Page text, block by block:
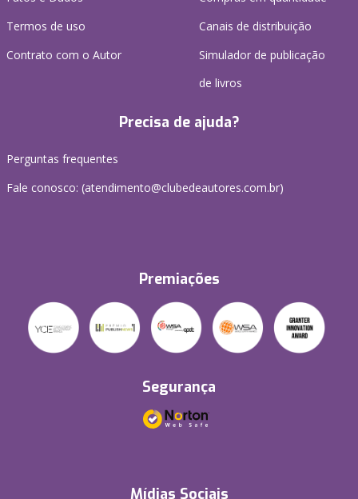
Termos de uso
Contrato com o Autor
Canais de distribuição
Simulador de publicação
de livros
Precisa de ajuda?
Perguntas frequentes
Fale conosco: (atendimento@clubedeautores.com.br)
Premiações
Segurança
Mídias Sociais